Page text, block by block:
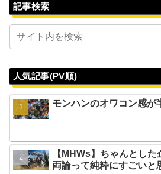
記事検索
人気記事(PV順)
モンハンのオワコン感が
【MHWs】ちゃんとし
両論って純粋にすごいと